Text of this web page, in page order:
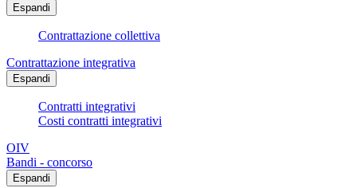
Espandi
Contrattazione collettiva
Contrattazione integrativa
Espandi
Contratti integrativi
Costi contratti integrativi
OIV
Bandi - concorso
Espandi